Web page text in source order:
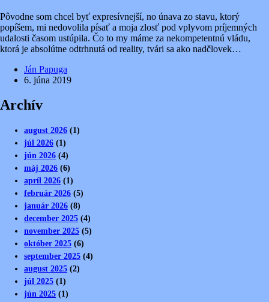
Pôvodne som chcel byť expresívnejší, no únava zo stavu, ktorý
popíšem, mi nedovolila písať a moja zlosť pod vplyvom príjemných
udalosti časom ustúpila. Čo to my máme za nekompetentnú vládu,
ktorá je absolútne odtrhnutá od reality, tvári sa ako nadčlovek…
Ján Papuga
6. júna 2019
Archív
august 2026 (1)
júl 2026 (1)
jún 2026 (4)
máj 2026 (6)
apríl 2026 (1)
február 2026 (5)
január 2026 (8)
december 2025 (4)
november 2025 (5)
október 2025 (6)
september 2025 (4)
august 2025 (2)
júl 2025 (1)
jún 2025 (1)